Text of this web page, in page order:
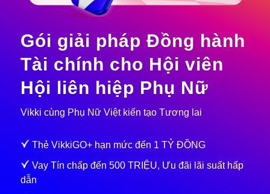
Gói giải pháp Đồng hành
Tài chính cho Hội viên
Hội liên hiệp Phụ Nữ
Vikki cùng Phụ Nữ Việt kiến tạo Tương lai
Thẻ VikkiGO+ hạn mức đến 1 TỶ ĐỒNG
Vay Tín chấp đến 500 TRIỆU, Ưu đãi lãi suất hấp
dẫn